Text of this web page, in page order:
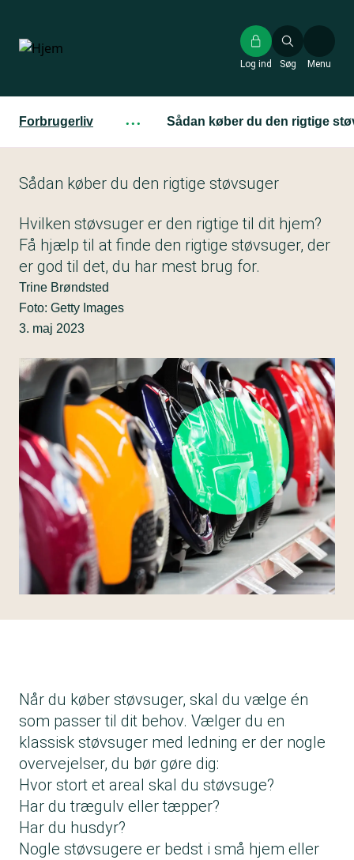
hovedindhold
Søg
Log ind Menu
Forbrugerliv ··· Sådan køber du den rigtige
Sådan køber du den rigtige støvsuger
Hvilken støvsuger er den rigtige til dit hjem?
Få hjælp til at finde den rigtige støvsuger, der
er god til det, du har mest brug for.
Trine Brøndsted
Foto: Getty Images
3. maj 2023
Når du køber støvsuger, skal du vælge én
som passer til dit behov. Vælger du en
klassisk støvsuger med ledning er der nogle
overvejelser, du bør gøre dig:
Hvor stort et areal skal du støvsuge?
Har du trægulv eller tæpper?
Har du husdyr?
Nogle støvsugere er bedst i små hjem eller